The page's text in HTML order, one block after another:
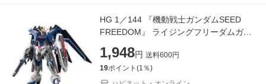
HG 1／144 『機動戦士ガンダムSEED
FREEDOM』 ライジングフリーダムガン
1,948円 送料600円
19ポイント(1 ％)